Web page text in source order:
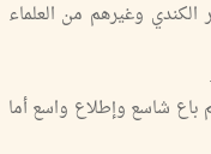
وغيرهم من العلماء
باع شاسع وإطلاع واسع أما